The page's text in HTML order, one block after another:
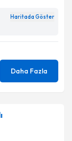
Haritada Göster
Daha Fazla